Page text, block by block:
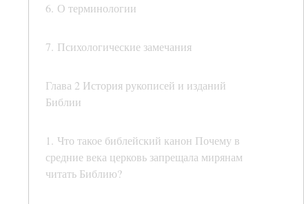
6. О терминологии
7. Психологические замечания
Глава 2 История рукописей и изданий
Библии
1. Что такое библейский канон Почему в
средние века церковь запрещала мирянам
читать Библию?